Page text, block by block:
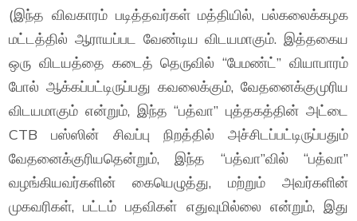
(இந்த விவகாரம் படித்தவர்கள் மத்தியில், பல்கலைக்கழக
மட்டத்தில் ஆராயப்பட வேண்டிய விடயமாகும். இத்தகைய
ஒரு விடயத்தை கடைத் தெருவில் “பேமண்ட்” வியாபாரம்
போல் ஆக்கப்பட்டிருப்பது கவலைக்கும், வேதனைக்குமுரிய
விடயமாகும் என்றும், இந்த “பத்வா” புத்தகத்தின் அட்டை
CTB பஸ்ஸின் சிவப்பு நிறத்தில் அச்சிடப்பட்டிருப்பதும்
வேதனைக்குரியதென்றும், இந்த “பத்வா”வில் “பத்வா”
வழங்கியவர்களின் கையெழுத்து, மற்றும் அவர்களின்
முகவரிகள், பட்டம் பதவிகள் எதுவுமில்லை என்றும், இது